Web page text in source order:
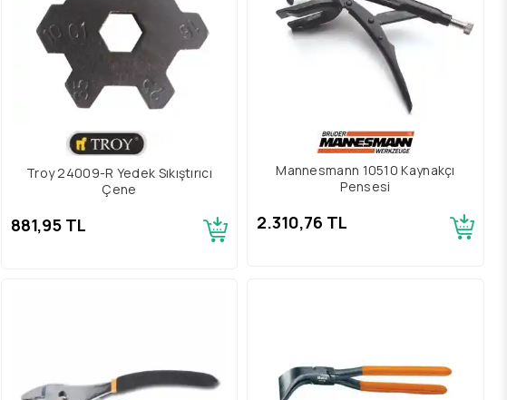
Troy 24009-R Yedek Sıkıştırıcı
Çene
881,95 TL
Mannesmann 10510 Kaynakçı
Pensesi
2.310,76 TL